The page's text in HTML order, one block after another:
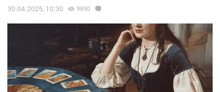
30.04.2025, 10:30 9890